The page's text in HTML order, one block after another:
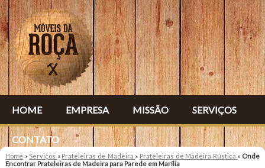
HOME EMPRESA MISSÃO SERVIÇOS
CONTATO
Home » Serviços » Prateleiras de Madeira » Prateleiras de Madeira Rústica » Onde
Encontrar Prateleiras de Madeira para Parede em Marília